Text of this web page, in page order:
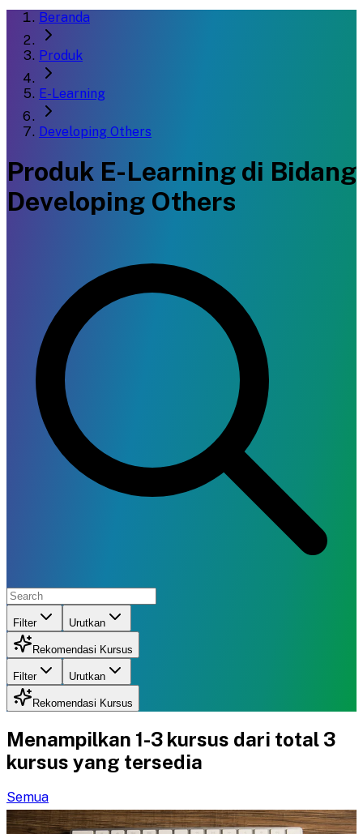
Beranda
Produk
E-Learning
Developing Others
Produk E-Learning di Bidang
Developing Others
Filter Urutkan
Rekomendasi Kursus
Filter Urutkan
Rekomendasi Kursus
Menampilkan 1-3 kursus dari total 3
kursus yang tersedia
Semua